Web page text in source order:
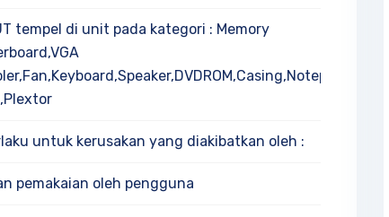
tempel di unit pada kategori : Memory
untuk kerusakan yang diakibatkan oleh :
oleh pengguna